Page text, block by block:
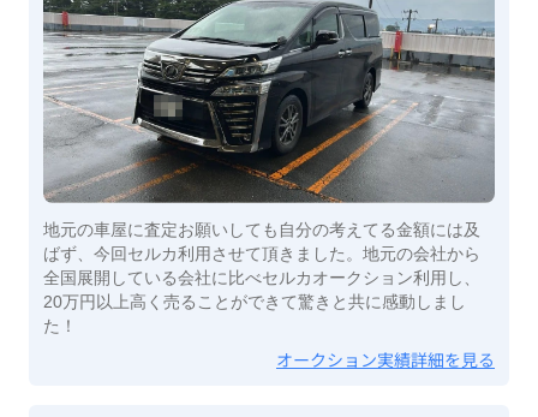
地元の車屋に査定お願いしても自分の考えてる金額には及
ばず、今回セルカ利用させて頂きました。地元の会社から
全国展開している会社に比べセルカオークション利用し、
20万円以上高く売ることができて驚きと共に感動しまし
た！
オークション実績詳細を見る